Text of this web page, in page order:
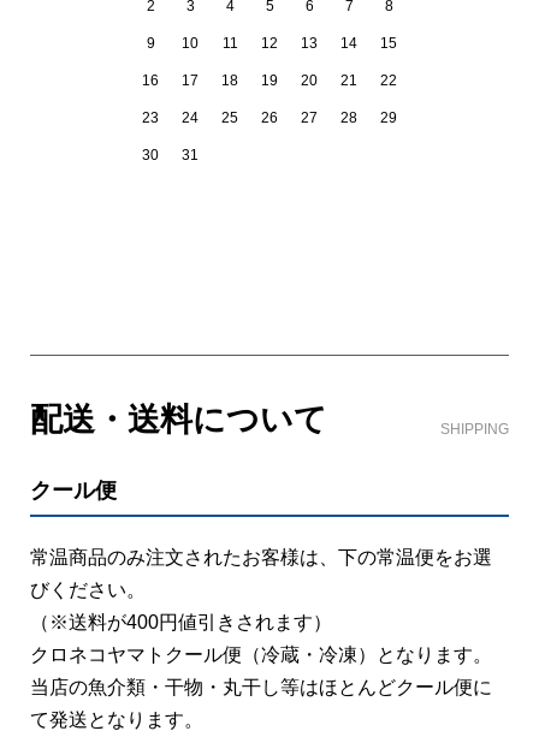
2 3 4 5 6 7 8
9 10 11 12 13 14 15
16 17 18 19 20 21 22
23 24 25 26 27 28 29
30 31
配送・送料について SHIPPING
クール便
常温商品のみ注文されたお客様は、下の常温便をお選
びください。
（※送料が400円値引きされます）
クロネコヤマトクール便（冷蔵・冷凍）となります。
当店の魚介類・干物・丸干し等はほとんどクール便に
て発送となります。